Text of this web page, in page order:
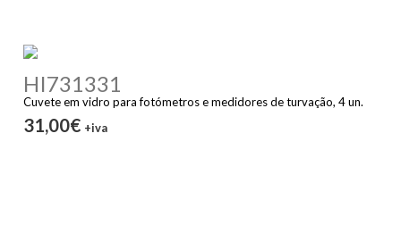
HI731331
Cuvete em vidro para fotómetros e medidores de turvação, 4 un.
31,00€ +iva